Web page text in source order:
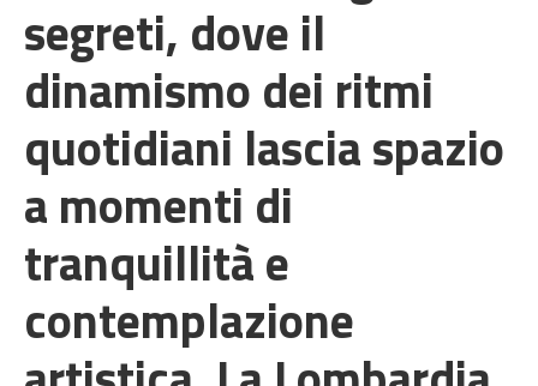
segreti, dove il
dinamismo dei ritmi
quotidiani lascia spazio
a momenti di
tranquillità e
contemplazione